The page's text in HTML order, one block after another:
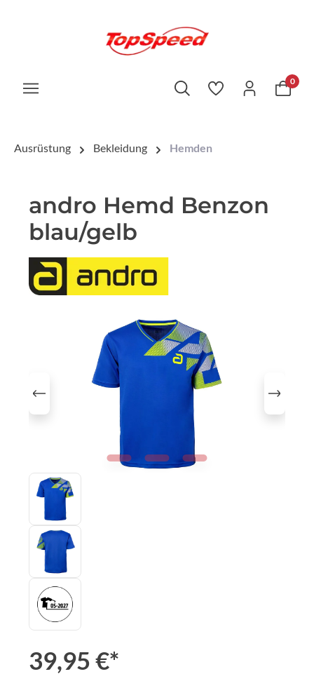
0
Ausrüstung Bekleidung Hemden
andro Hemd Benzon
blau/gelb
Bildergalerie überspringen
39,95 €*